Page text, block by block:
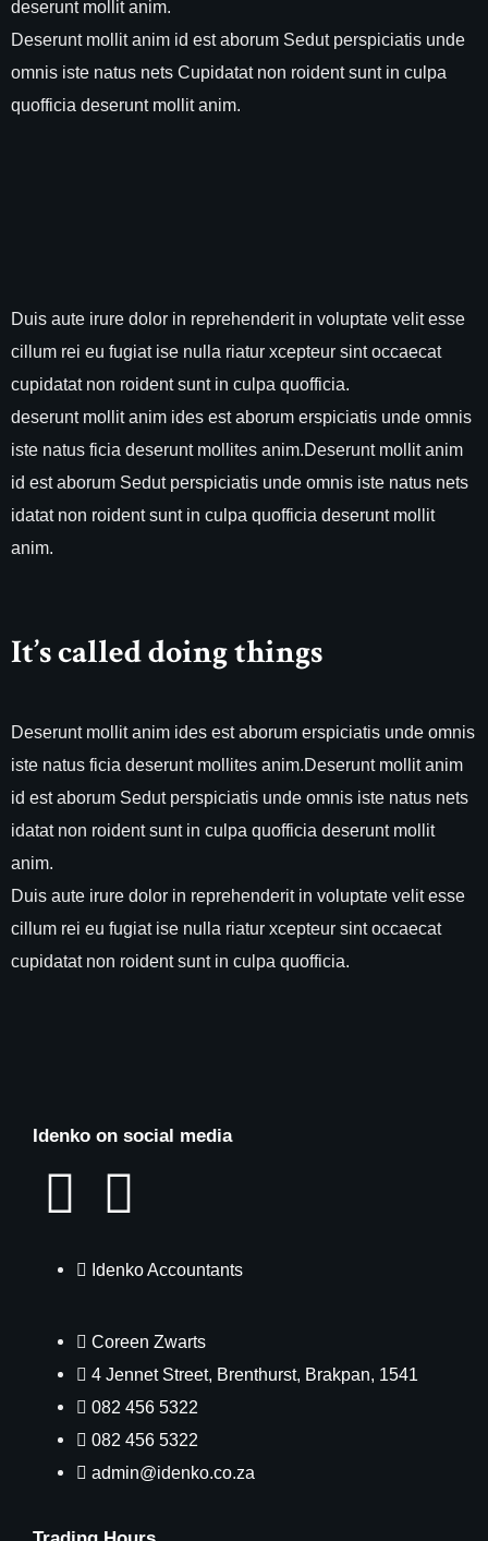
deserunt mollit anim.
Deserunt mollit anim id est aborum Sedut perspiciatis unde
omnis iste natus nets Cupidatat non roident sunt in culpa
quofficia deserunt mollit anim.
Duis aute irure dolor in reprehenderit in voluptate velit esse
cillum rei eu fugiat ise nulla riatur xcepteur sint occaecat
cupidatat non roident sunt in culpa quofficia.
deserunt mollit anim ides est aborum erspiciatis unde omnis
iste natus ficia deserunt mollites anim.Deserunt mollit anim
id est aborum Sedut perspiciatis unde omnis iste natus nets
idatat non roident sunt in culpa quofficia deserunt mollit
anim.
It’s called doing things
Deserunt mollit anim ides est aborum erspiciatis unde omnis
iste natus ficia deserunt mollites anim.Deserunt mollit anim
id est aborum Sedut perspiciatis unde omnis iste natus nets
idatat non roident sunt in culpa quofficia deserunt mollit
anim.
Duis aute irure dolor in reprehenderit in voluptate velit esse
cillum rei eu fugiat ise nulla riatur xcepteur sint occaecat
cupidatat non roident sunt in culpa quofficia.
Idenko on social media
Idenko Accountants
Coreen Zwarts
4 Jennet Street, Brenthurst, Brakpan, 1541
082 456 5322
082 456 5322
admin@idenko.co.za